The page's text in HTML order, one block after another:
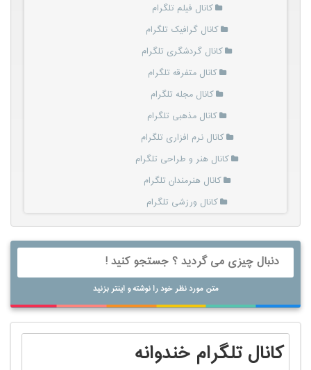
کانال فیلم تلگرام
کانال گرافیک تلگرام
کانال گردشگری تلگرام
کانال متفرقه تلگرام
کانال مجله تلگرام
کانال مذهبی تلگرام
کانال نرم افزاری تلگرام
کانال هنر و طراحی تلگرام
کانال هنرمندان تلگرام
کانال ورزشی تلگرام
متن مورد نظر خود را نوشته و اینتر بزنید
کانال تلگرام خندوانه